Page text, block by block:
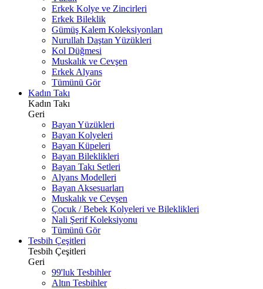
Erkek Kolye ve Zincirleri
Erkek Bileklik
Gümüş Kalem Koleksiyonları
Nurullah Daştan Yüzükleri
Kol Düğmesi
Muskalık ve Cevşen
Erkek Alyans
Tümünü Gör
Kadın Takı
Kadın Takı
Geri
Bayan Yüzükleri
Bayan Kolyeleri
Bayan Küpeleri
Bayan Bileklikleri
Bayan Takı Setleri
Alyans Modelleri
Bayan Aksesuarları
Muskalık ve Cevşen
Çocuk / Bebek Kolyeleri ve Bileklikleri
Nali Şerif Koleksiyonu
Tümünü Gör
Tesbih Çeşitleri
Tesbih Çeşitleri
Geri
99'luk Tesbihler
Altın Tesbihler